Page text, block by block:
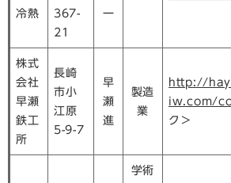
冷熱
367-
21
一
株式
会社
早瀬
鉄工
所
長崎
市小
江原
5-9-7
早
瀬
進
製造
業
http://
iw.com/
ク＞
学術